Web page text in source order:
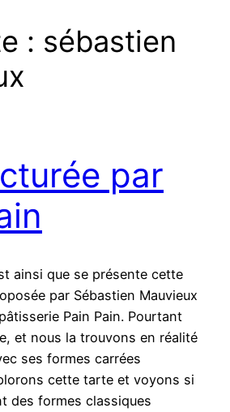
: sébastien
par
ainsi que se présente cette
par Sébastien Mauvieux
Pain Pain. Pourtant
et nous la trouvons en réalité
ses formes carrées
cette tarte et voyons si
des formes classiques